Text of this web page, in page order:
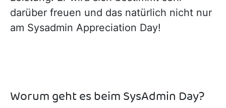
darüber freuen und das natürlich nicht nur
am Sysadmin Appreciation Day!
Worum geht es beim SysAdmin Day?